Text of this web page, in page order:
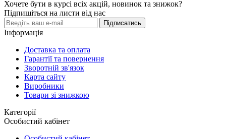
Хочете бути в курсі всіх акцій, новинок та знижок?
Підпишіться на листи від нас
Підписатись
Інформація
Доставка та оплата
Гарантії та повернення
Зворотній зв'язок
Карта сайту
Виробники
Товари зі знижкою
Категорії
Особистий кабінет